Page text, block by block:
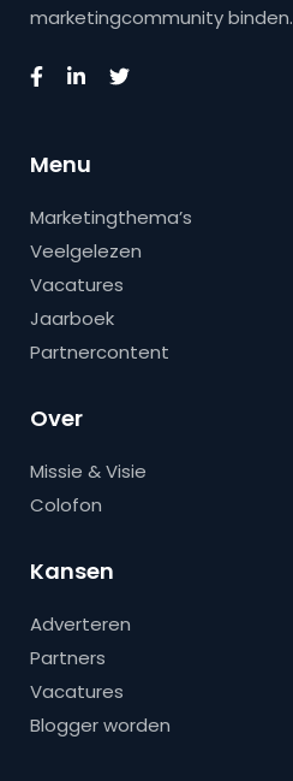
marketingcommunity binden.
Menu
Marketingthema’s
Veelgelezen
Vacatures
Jaarboek
Partnercontent
Over
Missie & Visie
Colofon
Kansen
Adverteren
Partners
Vacatures
Blogger worden